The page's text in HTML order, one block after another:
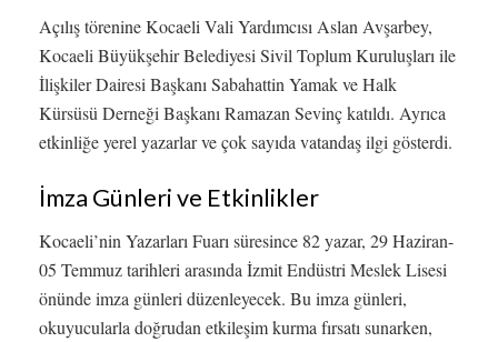
Açılış törenine Kocaeli Vali Yardımcısı Aslan Avşarbey,
Kocaeli Büyükşehir Belediyesi Sivil Toplum Kuruluşları ile
İlişkiler Dairesi Başkanı Sabahattin Yamak ve Halk
Kürsüsü Derneği Başkanı Ramazan Sevinç katıldı. Ayrıca
etkinliğe yerel yazarlar ve çok sayıda vatandaş ilgi gösterdi.
İmza Günleri ve Etkinlikler
Kocaeli’nin Yazarları Fuarı süresince 82 yazar, 29 Haziran-
05 Temmuz tarihleri arasında İzmit Endüstri Meslek Lisesi
önünde imza günleri düzenleyecek. Bu imza günleri,
okuyucularla doğrudan etkileşim kurma fırsatı sunarken,